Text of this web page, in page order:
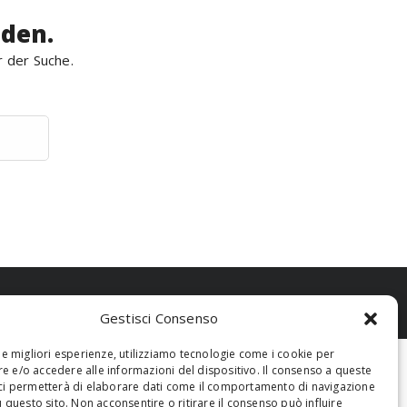
Gestisci Consenso
migliori esperienze, utilizziamo tecnologie come i cookie per
e/o accedere alle informazioni del dispositivo. Il consenso a queste
permetterà di elaborare dati come il comportamento di navigazione
questo sito. Non acconsentire o ritirare il consenso può influire
Suche.